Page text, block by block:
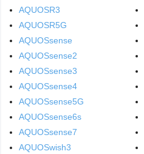
AQUOSR3
AQUOSR5G
AQUOSsense
AQUOSsense2
AQUOSsense3
AQUOSsense4
AQUOSsense5G
AQUOSsense6s
AQUOSsense7
AQUOSwish3